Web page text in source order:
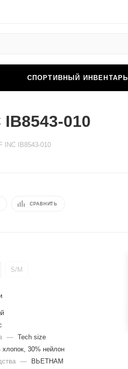
СПОРТИВНЫЙ ИНВЕНТАРЬ
IB8543-010
INC IB8543-010
СРАВНИТЬ
S/M
—
Tech size
хлопок, 30% нейлон
—
ВЬЕТНАМ